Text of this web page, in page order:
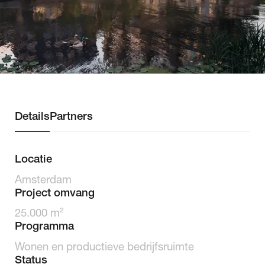
Team
Bright
ESG
Nieuws
DetailsPartners
Locatie
Amsterdam
Project omvang
25.000 m²
Programma
Wonen en productieve bedrijfsruimte
Status